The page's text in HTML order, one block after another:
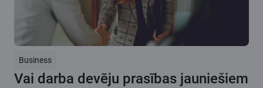
Business
Vai darba devēju prasības jauniešiem